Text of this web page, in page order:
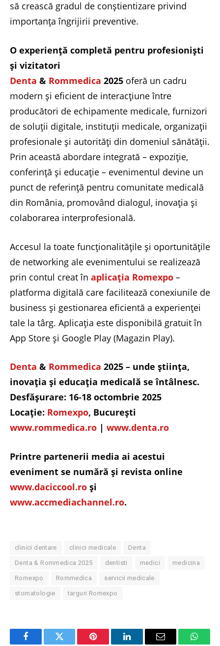
să crească gradul de conștientizare privind
importanța îngrijirii preventive.
O experiență completă pentru profesioniști
și vizitatori
Denta & Rommedica 2025 oferă un cadru
modern și eficient de interacțiune între
producători de echipamente medicale, furnizori
de soluții digitale, instituții medicale, organizații
profesionale și autorități din domeniul sănătății.
Prin această abordare integrată – expoziție,
conferință și educație – evenimentul devine un
punct de referință pentru comunitate medicală
din România, promovând dialogul, inovația și
colaborarea interprofesională.
Accesul la toate funcționalitățile și oportunitățile
de networking ale evenimentului se realizează
prin contul creat în aplicația Romexpo –
platforma digitală care facilitează conexiunile de
business și gestionarea eficientă a experienței
tale la târg. Aplicația este disponibilă gratuit în
App Store și Google Play (Magazin Play).
Denta & Rommedica 2025 – unde știința,
inovația și educația medicală se întâlnesc.
Desfășurare: 16-18 octombrie 2025
Locație: Romexpo, București
www.rommedica.ro | www.denta.ro
Printre partenerii media ai acestui
eveniment se numără şi revista online
www.daciccool.ro şi
www.accmediachannel.ro.
clinici dentare clinici medicale Denta
Denta & Rommedica 2025 dentisti medici medicina
Romexpo Rommedica servicii medicale
stomatologie targuri Romexpo
FacebookTwitter Pinterest LinkedInEmail